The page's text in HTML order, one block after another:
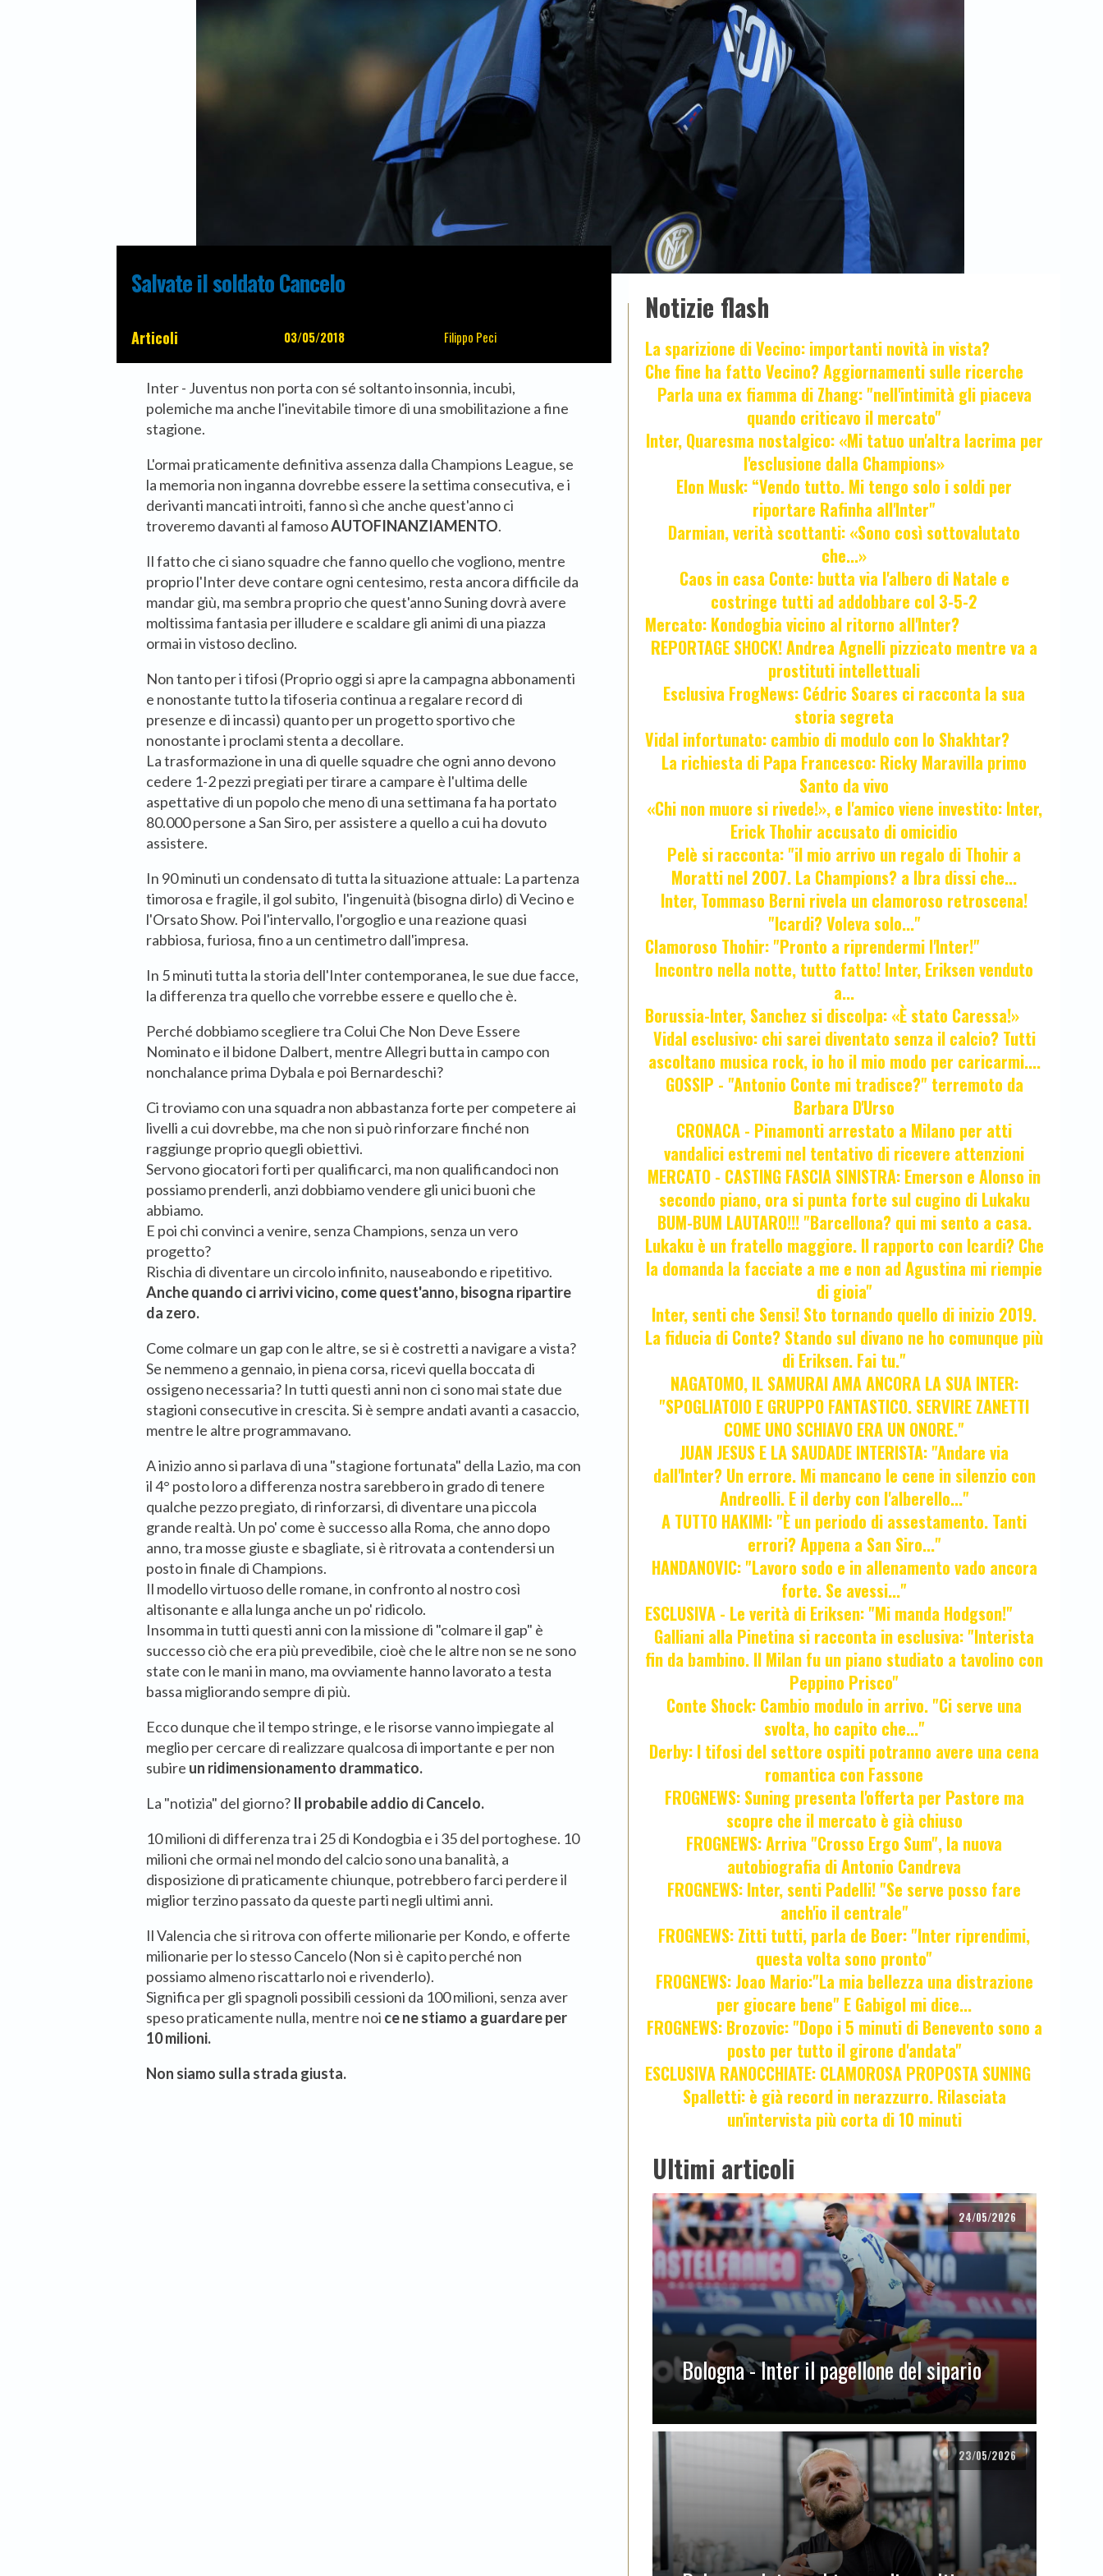
Salvate il soldato Cancelo
Articoli 03/05/2018 Filippo Peci
Inter - Juventus non porta con sé soltanto insonnia, incubi,
polemiche ma anche l'inevitabile timore di una smobilitazione a fine
stagione.
L'ormai praticamente definitiva assenza dalla Champions League, se
la memoria non inganna dovrebbe essere la settima consecutiva, e i
derivanti mancati introiti, fanno sì che anche quest'anno ci
troveremo davanti al famosoAUTOFINANZIAMENTO.
Il fatto che ci siano squadre che fanno quello che vogliono, mentre
proprio l'Inter deve contare ogni centesimo, resta ancora difficile da
mandar giù, ma sembra proprio che quest'anno Suning dovrà avere
moltissima fantasia per illudere e scaldare gli animi di una piazza
ormai in vistoso declino.
Non tanto per i tifosi (Proprio oggi si apre la campagna abbonamenti
e nonostante tutto la tifoseria continua a regalare record di
presenze e di incassi) quanto per un progetto sportivo che
nonostante i proclami stenta a decollare.
La trasformazione in una di quelle squadre che ogni anno devono
cedere 1-2 pezzi pregiati per tirare a campare è l'ultima delle
aspettative di un popolo che meno di una settimana fa ha portato
80.000 persone a San Siro, per assistere a quello a cui ha dovuto
assistere.
In 90 minuti un condensato di tutta la situazione attuale: La partenza
timorosa e fragile, il gol subito, l'ingenuità (bisogna dirlo) di Vecino e
l'Orsato Show. Poi l'intervallo, l'orgoglio e una reazione quasi
rabbiosa, furiosa, fino a un centimetro dall'impresa.
In 5 minuti tutta la storia dell'Inter contemporanea, le sue due facce,
la differenza tra quello che vorrebbe essere e quello che è.
Perché dobbiamo scegliere tra Colui Che Non Deve Essere
Nominato e il bidone Dalbert, mentre Allegri butta in campo con
nonchalance prima Dybala e poi Bernardeschi?
Ci troviamo con una squadra non abbastanza forte per competere ai
livelli a cui dovrebbe, ma che non si può rinforzare finché non
raggiunge proprio quegli obiettivi.
Servono giocatori forti per qualificarci, ma non qualificandoci non
possiamo prenderli, anzi dobbiamo vendere gli unici buoni che
abbiamo.
E poi chi convinci a venire, senza Champions, senza un vero
progetto?
Rischia di diventare un circolo infinito, nauseabondo e ripetitivo.
Anche quando ci arrivi vicino, come quest'anno, bisogna ripartire
da zero.
Come colmare un gap con le altre, se si è costretti a navigare a vista?
Se nemmeno a gennaio, in piena corsa, ricevi quella boccata di
ossigeno necessaria? In tutti questi anni non ci sono mai state due
stagioni consecutive in crescita. Si è sempre andati avanti a casaccio,
mentre le altre programmavano.
A inizio anno si parlava di una "stagione fortunata" della Lazio, ma con
il 4° posto loro a differenza nostra sarebbero in grado di tenere
qualche pezzo pregiato, di rinforzarsi, di diventare una piccola
grande realtà. Un po' come è successo alla Roma, che anno dopo
anno, tra mosse giuste e sbagliate, si è ritrovata a contendersi un
posto in finale di Champions.
Il modello virtuoso delle romane, in confronto al nostro così
altisonante e alla lunga anche un po' ridicolo.
Insomma in tutti questi anni con la missione di "colmare il gap" è
successo ciò che era più prevedibile, cioè che le altre non se ne sono
state con le mani in mano, ma ovviamente hanno lavorato a testa
bassa migliorando sempre di più.
Ecco dunque che il tempo stringe, e le risorse vanno impiegate al
meglio per cercare di realizzare qualcosa di importante e per non
subire un ridimensionamento drammatico.
La "notizia" del giorno? Il probabile addio di Cancelo.
10 milioni di differenza tra i 25 di Kondogbia e i 35 del portoghese. 10
milioni che ormai nel mondo del calcio sono una banalità, a
disposizione di praticamente chiunque, potrebbero farci perdere il
miglior terzino passato da queste parti negli ultimi anni.
Il Valencia che si ritrova con offerte milionarie per Kondo, e offerte
milionarie per lo stesso Cancelo (Non si è capito perché non
possiamo almeno riscattarlo noi e rivenderlo).
Significa per gli spagnoli possibili cessioni da 100 milioni, senza aver
speso praticamente nulla, mentre noi ce ne stiamo a guardare per
10 milioni.
Non siamo sulla strada giusta.
Notizie flash
La sparizione di Vecino: importanti novità in vista?
Che fine ha fatto Vecino? Aggiornamenti sulle ricerche
Parla una ex fiamma di Zhang: "nell'intimità gli piaceva
quando criticavo il mercato"
Inter, Quaresma nostalgico: «Mi tatuo un'altra lacrima per
l'esclusione dalla Champions»
Elon Musk: “Vendo tutto. Mi tengo solo i soldi per
riportare Rafinha all'Inter"
Darmian, verità scottanti: «Sono così sottovalutato
che...»
Caos in casa Conte: butta via l'albero di Natale e
costringe tutti ad addobbare col 3-5-2
Mercato: Kondogbia vicino al ritorno all'Inter?
REPORTAGE SHOCK! Andrea Agnelli pizzicato mentre va a
prostituti intellettuali
Esclusiva FrogNews: Cédric Soares ci racconta la sua
storia segreta
Vidal infortunato: cambio di modulo con lo Shakhtar?
La richiesta di Papa Francesco: Ricky Maravilla primo
Santo da vivo
«Chi non muore si rivede!», e l'amico viene investito: Inter,
Erick Thohir accusato di omicidio
Pelè si racconta: "il mio arrivo un regalo di Thohir a
Moratti nel 2007. La Champions? a Ibra dissi che...
Inter, Tommaso Berni rivela un clamoroso retroscena!
"Icardi? Voleva solo..."
Clamoroso Thohir: "Pronto a riprendermi l'Inter!"
Incontro nella notte, tutto fatto! Inter, Eriksen venduto
a...
Borussia-Inter, Sanchez si discolpa: «È stato Caressa!»
Vidal esclusivo: chi sarei diventato senza il calcio? Tutti
ascoltano musica rock, io ho il mio modo per caricarmi....
GOSSIP - "Antonio Conte mi tradisce?" terremoto da
Barbara D'Urso
CRONACA - Pinamonti arrestato a Milano per atti
vandalici estremi nel tentativo di ricevere attenzioni
MERCATO - CASTING FASCIA SINISTRA: Emerson e Alonso in
secondo piano, ora si punta forte sul cugino di Lukaku
BUM-BUM LAUTARO!!! "Barcellona? qui mi sento a casa.
Lukaku è un fratello maggiore. Il rapporto con Icardi? Che
la domanda la facciate a me e non ad Agustina mi riempie
di gioia"
Inter, senti che Sensi! Sto tornando quello di inizio 2019.
La fiducia di Conte? Stando sul divano ne ho comunque più
di Eriksen. Fai tu."
NAGATOMO, IL SAMURAI AMA ANCORA LA SUA INTER:
"SPOGLIATOIO E GRUPPO FANTASTICO. SERVIRE ZANETTI
COME UNO SCHIAVO ERA UN ONORE."
JUAN JESUS E LA SAUDADE INTERISTA: "Andare via
dall'Inter? Un errore. Mi mancano le cene in silenzio con
Andreolli. E il derby con l'alberello..."
A TUTTO HAKIMI: "È un periodo di assestamento. Tanti
errori? Appena a San Siro..."
HANDANOVIC: "Lavoro sodo e in allenamento vado ancora
forte. Se avessi..."
ESCLUSIVA - Le verità di Eriksen: "Mi manda Hodgson!"
Galliani alla Pinetina si racconta in esclusiva: "Interista
fin da bambino. Il Milan fu un piano studiato a tavolino con
Peppino Prisco"
Conte Shock: Cambio modulo in arrivo. "Ci serve una
svolta, ho capito che..."
Derby: I tifosi del settore ospiti potranno avere una cena
romantica con Fassone
FROGNEWS: Suning presenta l'offerta per Pastore ma
scopre che il mercato è già chiuso
FROGNEWS: Arriva "Crosso Ergo Sum", la nuova
autobiografia di Antonio Candreva
FROGNEWS: Inter, senti Padelli! "Se serve posso fare
anch'io il centrale"
FROGNEWS: Zitti tutti, parla de Boer: "Inter riprendimi,
questa volta sono pronto"
FROGNEWS: Joao Mario:"La mia bellezza una distrazione
per giocare bene" E Gabigol mi dice...
FROGNEWS: Brozovic: "Dopo i 5 minuti di Benevento sono a
posto per tutto il girone d'andata"
ESCLUSIVA RANOCCHIATE: CLAMOROSA PROPOSTA SUNING
Spalletti: è già record in nerazzurro. Rilasciata
un'intervista più corta di 10 minuti
Ultimi articoli
24/05/2026
Bologna - Inter il pagellone del sipario
23/05/2026